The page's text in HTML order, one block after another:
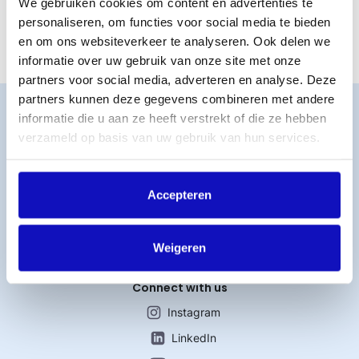
personaliseren, om functies voor social media te bieden
en om ons websiteverkeer te analyseren. Ook delen we
informatie over uw gebruik van onze site met onze
partners voor social media, adverteren en analyse. Deze
partners kunnen deze gegevens combineren met andere
informatie die u aan ze heeft verstrekt of die ze hebben
verzameld op basis van uw gebruik van hun services.
Accepteren
Weigeren
werkruimte? In dat geval betaal je alleen voor het afspelen
van muziek voor gasten of klanten.
Word lid
Titelcatalogus
Veelgestelde vragen
Werken bij BumaStemra
Contact
Connect with us
Instagram
LinkedIn